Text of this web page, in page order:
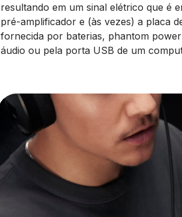
resultando em um sinal elétrico que é
pré-amplificador e (às vezes) a placa
fornecida por baterias, phantom
áudio ou pela porta USB de um